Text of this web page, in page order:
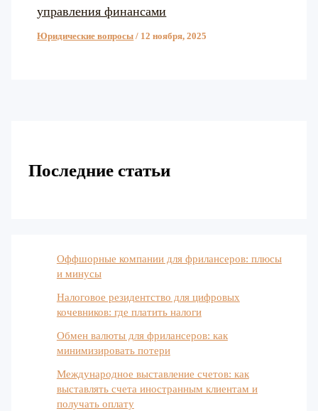
управления финансами
Юридические вопросы / 12 ноября, 2025
Последние статьи
Оффшорные компании для фрилансеров: плюсы
и минусы
Налоговое резидентство для цифровых
кочевников: где платить налоги
Обмен валюты для фрилансеров: как
минимизировать потери
Международное выставление счетов: как
выставлять счета иностранным клиентам и
получать оплату